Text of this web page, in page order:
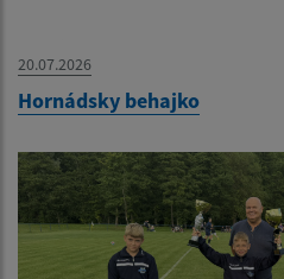
20.07.2026
Hornádsky behajko